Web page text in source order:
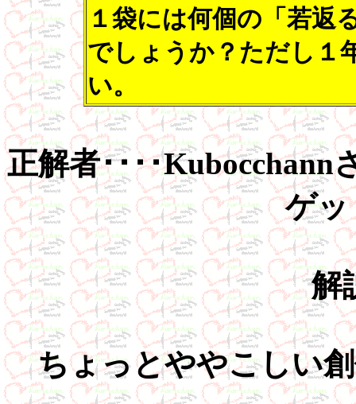
１袋には何個の「若返
でしょうか？ただし１
い。
正解者････
ゲッ
解
ちょっとややこしい創